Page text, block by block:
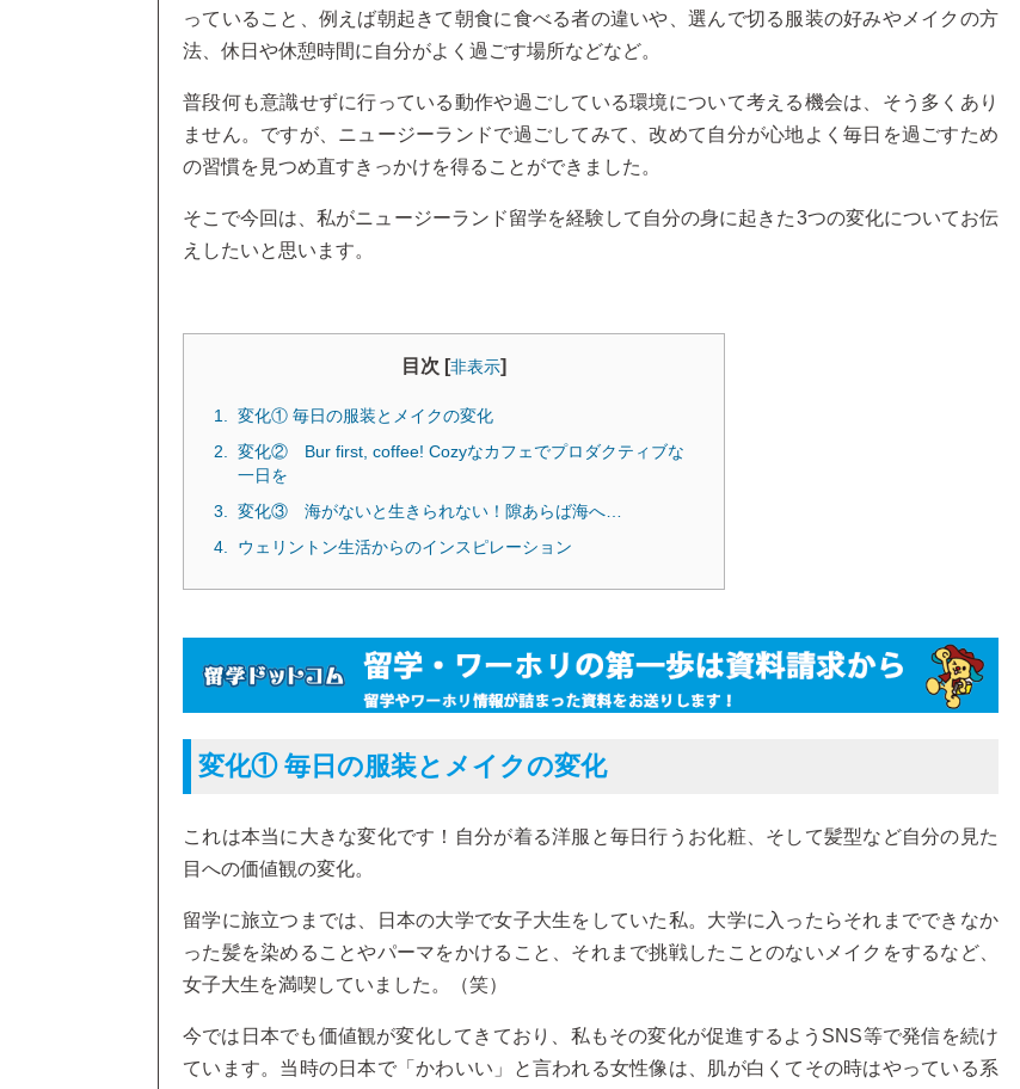
っていること、例えば朝起きて朝食に食べる者の違いや、選んで切る服装の好みやメイクの方
法、休日や休憩時間に自分がよく過ごす場所などなど。
普段何も意識せずに行っている動作や過ごしている環境について考える機会は、そう多くあり
ません。ですが、ニュージーランドで過ごしてみて、改めて自分が心地よく毎日を過ごすため
の習慣を見つめ直すきっかけを得ることができました。
そこで今回は、私がニュージーランド留学を経験して自分の身に起きた3つの変化についてお伝
えしたいと思います。
目次 [非表示]
変化① 毎日の服装とメイクの変化
変化② Bur first, coffee! Cozyなカフェでプロダクティブな
一日を
変化③ 海がないと生きられない！隙あらば海へ…
ウェリントン生活からのインスピレーション
変化① 毎日の服装とメイクの変化
これは本当に大きな変化です！自分が着る洋服と毎日行うお化粧、そして髪型など自分の見た
目への価値観の変化。
留学に旅立つまでは、日本の大学で女子大生をしていた私。大学に入ったらそれまでできなか
った髪を染めることやパーマをかけること、それまで挑戦したことのないメイクをするなど、
女子大生を満喫していました。（笑）
今では日本でも価値観が変化してきており、私もその変化が促進するようSNS等で発信を続け
ています。当時の日本で「かわいい」と言われる女性像は、肌が白くてその時はやっている系